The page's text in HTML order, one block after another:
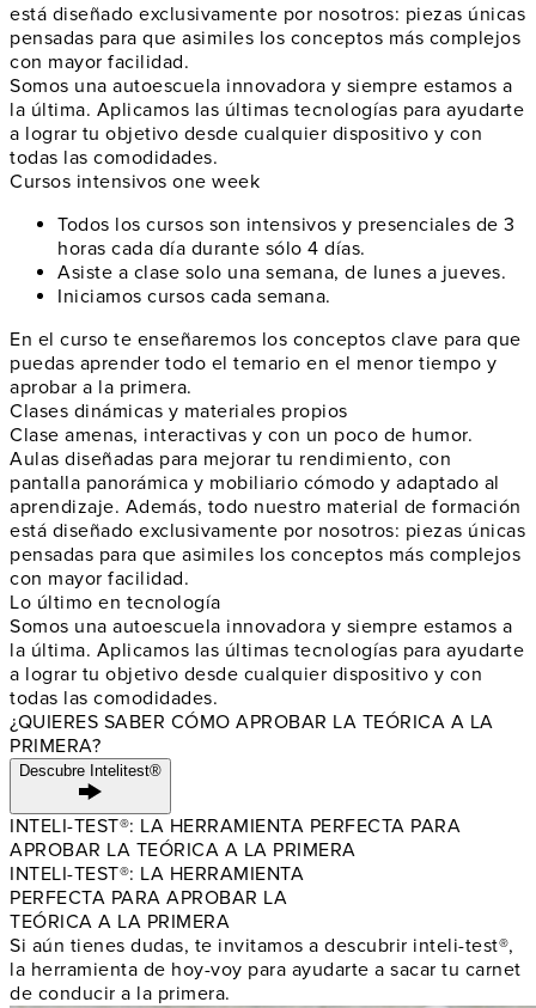
está diseñado exclusivamente por nosotros: piezas únicas
pensadas para que asimiles los conceptos más complejos
con mayor facilidad.
Somos una autoescuela innovadora y siempre estamos a
la última. Aplicamos las últimas tecnologías para ayudarte
a lograr tu objetivo desde cualquier dispositivo y con
todas las comodidades.
Cursos intensivos one week
Todos los cursos son intensivos y presenciales de 3
horas cada día durante sólo 4 días.
Asiste a clase solo una semana, de lunes a jueves.
Iniciamos cursos cada semana.
En el curso te enseñaremos los conceptos clave para que
puedas aprender todo el temario en el menor tiempo y
aprobar a la primera.
Clases dinámicas y materiales propios
Clase amenas, interactivas y con un poco de humor.
Aulas diseñadas para mejorar tu rendimiento, con
pantalla panorámica y mobiliario cómodo y adaptado al
aprendizaje. Además, todo nuestro material de formación
está diseñado exclusivamente por nosotros: piezas únicas
pensadas para que asimiles los conceptos más complejos
con mayor facilidad.
Lo último en tecnología
Somos una autoescuela innovadora y siempre estamos a
la última. Aplicamos las últimas tecnologías para ayudarte
a lograr tu objetivo desde cualquier dispositivo y con
todas las comodidades.
¿QUIERES SABER CÓMO APROBAR LA TEÓRICA A LA
PRIMERA?
Descubre Intelitest®
INTELI-TEST®: LA HERRAMIENTA PERFECTA PARA
APROBAR LA TEÓRICA A LA PRIMERA
INTELI-TEST®: LA HERRAMIENTA
PERFECTA PARA APROBAR LA
TEÓRICA A LA PRIMERA
Si aún tienes dudas, te invitamos a descubrir inteli-test®,
la herramienta de hoy-voy para ayudarte a sacar tu carnet
de conducir a la primera.